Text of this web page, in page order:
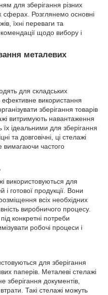
для зберігання різних
сферах. Розглянемо основні
їхні переваги та
щодо вибору і
металевих
для складських
використання
зберігання товарів
витримують навантаження
ідеальними для зберігання
та довговічні, ці стелажі
вимагаючи частого
використовуються для
і готової продукції. Вони
всіх необхідних
виробничого процесу.
конкретні потреби
робочі процеси і
для зберігання
паперів. Металеві стелажі
зберігання документів,
Такі стелажі можуть